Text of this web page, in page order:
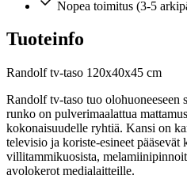
Nopea toimitus (3-5
Tuoteinfo
Randolf tv-taso 120x40x45 cm
Randolf tv-taso tuo olohuoneeseen
runko on pulverimaalattua
kokonaisuudelle ryhtiä. Kansi on
televisio ja koriste-esineet pääsevät
villitammikuosista,
avolokerot medialaitteille.